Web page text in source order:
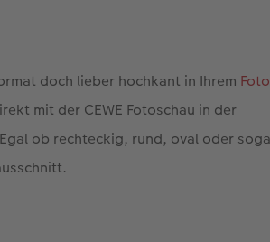
doch lieber hochkant in Ihrem
mit der CEWE Fotoschau in der
ob rechteckig, rund, oval oder